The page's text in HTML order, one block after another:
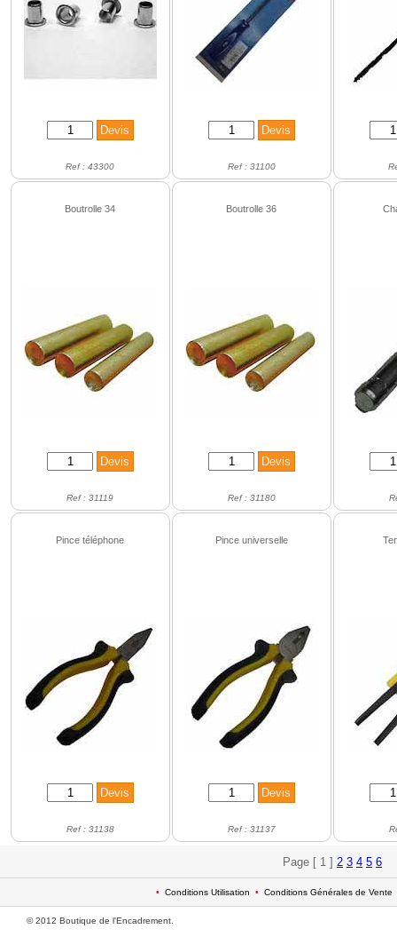
Ref : 43300 Ref : 31100
Boutrolle 34
Ref : 31119
Boutrolle 36
Ref : 31180
Pince téléphone
Ref : 31138
Pince universelle
Ref : 31137
Page [ 1 ] 2 3 4 5 6
• Conditions Utilisation • Conditions Générales de Vente
© 2012 Boutique de l'Encadrement.